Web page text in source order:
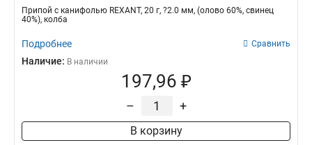
Припой с канифолью REXANT, 20 г, ?2.0 мм, (олово 60%, свинец
40%), колба
Подробнее Сравнить
Наличие: В наличии
197,96 ₽
– +
В корзину